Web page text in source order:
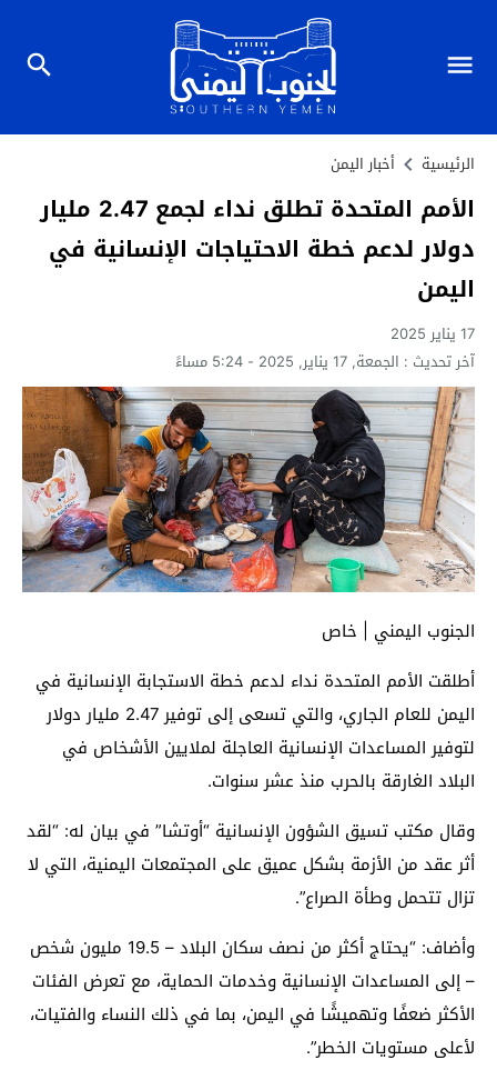
الرئيسية أخبار اليمن
الأمم المتحدة تطلق نداء لجمع 2.47 مليار
دولار لدعم خطة الاحتياجات الإنسانية في
اليمن
17 يناير 2025
آخر تحديث : الجمعة, 17 يناير, 2025 - 5:24 مساءً
الجنوب اليمني | خاص
أطلقت الأمم المتحدة نداء لدعم خطة الاستجابة الإنسانية في
اليمن للعام الجاري، والتي تسعى إلى توفير 2.47 مليار دولار
لتوفير المساعدات الإنسانية العاجلة لملايين الأشخاص في
البلاد الغارقة بالحرب منذ عشر سنوات.
وقال مكتب تسيق الشؤون الإنسانية “أوتشا” في بيان له: “لقد
أثر عقد من الأزمة بشكل عميق على المجتمعات اليمنية، التي لا
تزال تتحمل وطأة الصراع”.
وأضاف: “يحتاج أكثر من نصف سكان البلاد – 19.5 مليون شخص
– إلى المساعدات الإنسانية وخدمات الحماية، مع تعرض الفئات
الأكثر ضعفًا وتهميشًا في اليمن، بما في ذلك النساء والفتيات،
لأعلى مستويات الخطر”.